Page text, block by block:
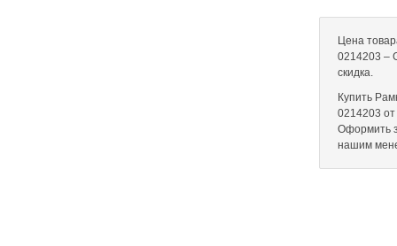
Цена
0214203 –
скидка.
Купить
0214203 от
Оформить
нашим